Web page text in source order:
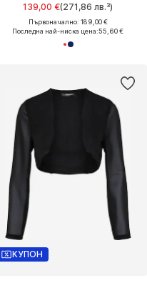
139,00 €(271,86 лв.³)
Първоначално: 189,00 €
Последна най-ниска цена:55,60 €
КУПОН